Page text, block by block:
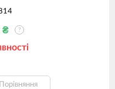
₴ ?
Порівняння